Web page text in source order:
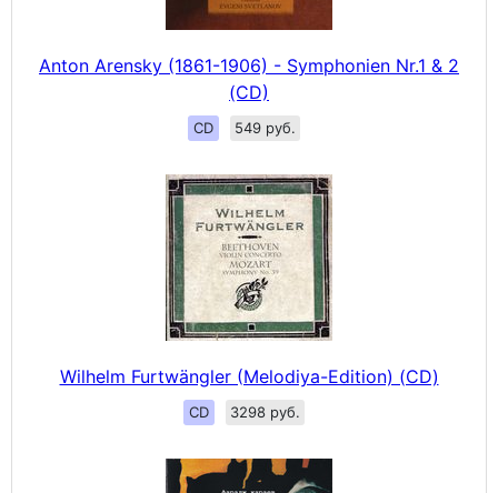
Anton Arensky (1861-1906) - Symphonien Nr.1 & 2
(CD)
CD 549 руб.
Wilhelm Furtwängler (Melodiya-Edition) (CD)
CD 3298 руб.